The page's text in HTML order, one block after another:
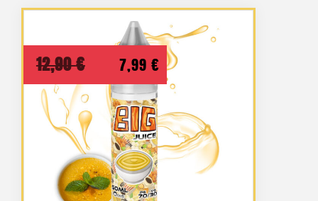
12,90€
Le
prix
initial
était :
12,90 €.
7,99 € Le
prix
actuel
est :
7,99 €.